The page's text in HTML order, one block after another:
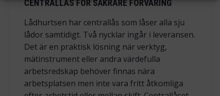
CENTRALLÅS FÖR SÄKRARE FÖRVARING
Lådhurtsen har centrallås som låser alla sju
lådor samtidigt. Två nycklar ingår i leveransen.
Det är en praktisk lösning när verktyg,
mätinstrument eller andra värdefulla
arbetsredskap behöver finnas nära
arbetsplatsen men inte vara fritt åtkomliga